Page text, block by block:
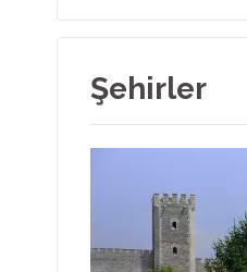
Şehirler